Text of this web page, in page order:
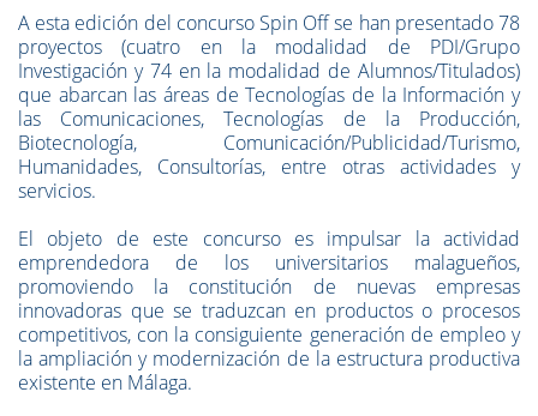
A esta edición del concurso Spin Off se han presentado 78
proyectos (cuatro en la modalidad de PDI/Grupo
Investigación y 74 en la modalidad de Alumnos/Titulados)
que abarcan las áreas de Tecnologías de la Información y
las Comunicaciones, Tecnologías de la Producción,
Biotecnología, Comunicación/Publicidad/Turismo,
Humanidades, Consultorías, entre otras actividades y
servicios.
El objeto de este concurso es impulsar la actividad
emprendedora de los universitarios malagueños,
promoviendo la constitución de nuevas empresas
innovadoras que se traduzcan en productos o procesos
competitivos, con la consiguiente generación de empleo y
la ampliación y modernización de la estructura productiva
existente en Málaga.